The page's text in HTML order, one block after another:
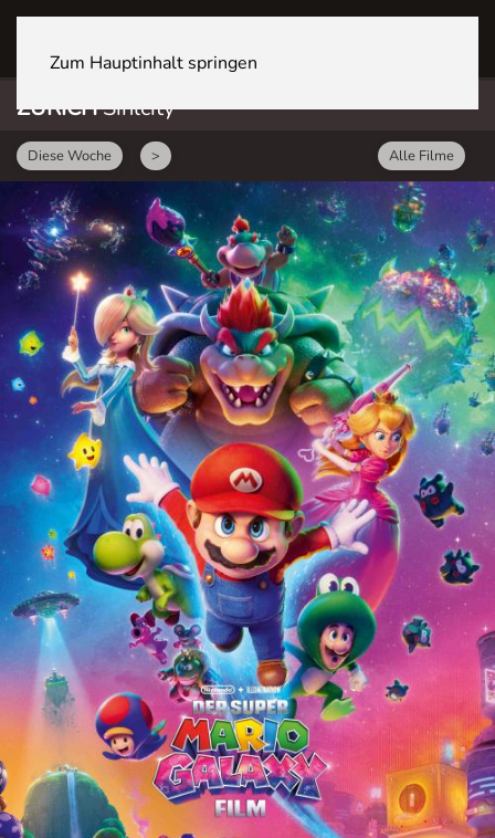
Zum Hauptinhalt springen
ZÜRICHSihlcity
Diese Woche > Alle Filme